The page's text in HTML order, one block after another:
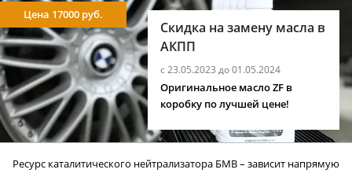
Скидка на замену масла в
АКПП
с 23.05.2023 до 01.05.2024
Цена 17000 руб.
Оригинальное масло ZF в
коробку по лучшей цене!
Ресурс каталитического нейтрализатора БМВ – зависит напрямую